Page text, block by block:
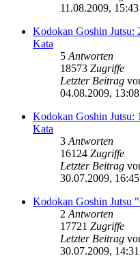
11.08.2009, 15:43
Kodokan Goshin Jutsu:
Kata
5 Antworten
18573 Zugriffe
Letzter Beitrag
04.08.2009, 13:08
Kodokan Goshin Jutsu:
Kata
3 Antworten
16124 Zugriffe
Letzter Beitrag
30.07.2009, 16:45
Kodokan Goshin Jutsu
2 Antworten
17721 Zugriffe
Letzter Beitrag
30.07.2009, 14:31